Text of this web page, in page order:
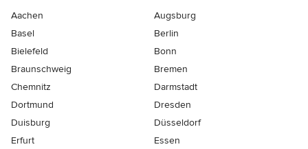
Aachen
Augsburg
Basel
Berlin
Bielefeld
Bonn
Braunschweig
Bremen
Chemnitz
Darmstadt
Dortmund
Dresden
Duisburg
Düsseldorf
Erfurt
Essen